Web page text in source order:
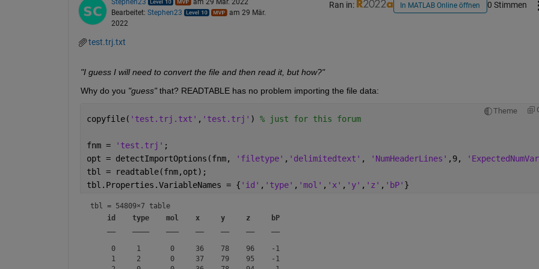
Bearbeitet: Stephen23
am 29 Mär.
2022
Ran in: In MATLAB Online öffnen 0 Stimmen
test.trj.txt
"I guess I will need to convert the file and then read it, but how?"
Why do you "guess" that? READTABLE has no problem importing the file data:
Theme
copyfile( 'test.trj.txt' , 'test.trj' ) % just for this forum
fnm = 'test.trj' ;
opt = detectImportOptions(fnm,
'filetype' , 'delimitedtext' , 'NumHeaderLines' ,9,
tbl = readtable(fnm,opt);
tbl.Properties.VariableNames = { 'id' , 'type' , 'mol' , 'x' , 'y' , 'z' , 'bP' }
tbl = 54809×7 table
id
type mol x y z
bP
     0     1       0     36    78    96    -1
     1     2       0     37    79    95    -1